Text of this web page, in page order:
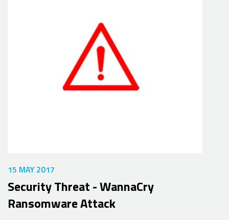
15 MAY 2017
Security Threat - WannaCry
Ransomware Attack